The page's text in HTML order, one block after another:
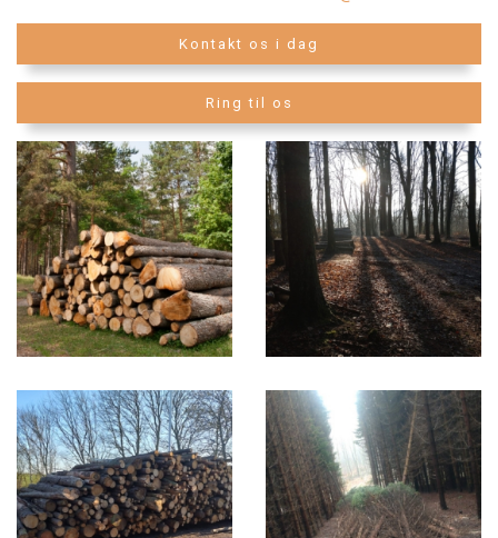
Kontakt os i dag
Ring til os